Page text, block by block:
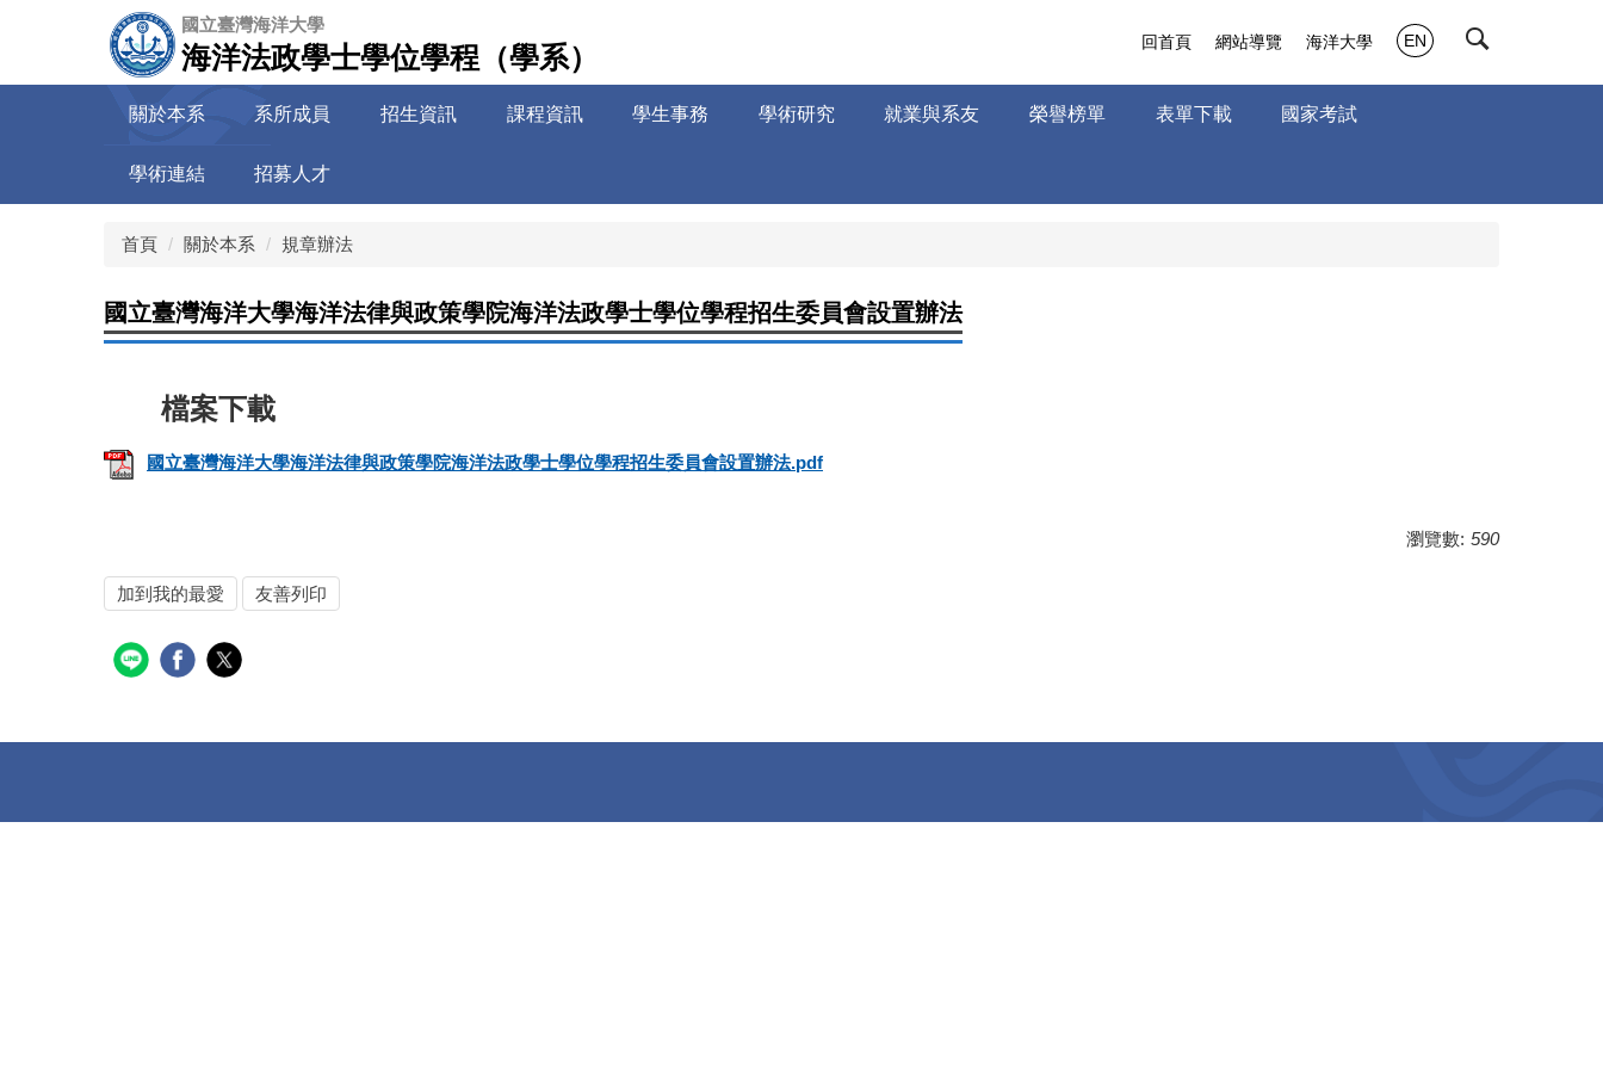
國立臺灣海洋大學
海洋法政學士學位學程（學系）
關於本系 系所成員 招生資訊 課程資訊 學生事務 學術研究 就業與系友 榮譽榜單 表單下載 國家考試
學術連結 招募人才
回首頁 網站導覽 海洋大學 EN
首頁 關於本系 規章辦法
國立臺灣海洋大學海洋法律與政策學院海洋法政學士學位學程招生委員會設置辦法
國立臺灣海洋大學海洋法律與政策學院海洋法政學士學位學程招生委員會設置辦法.pdf
瀏覽數: 590
加到我的最愛 友善列印